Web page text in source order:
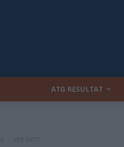
ATG RESULTAT